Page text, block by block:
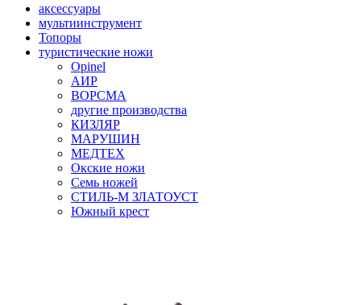
аксессуары
мультиинструмент
Топоры
туристические ножи
Opinel
АИР
ВОРСМА
другие производства
КИЗЛЯР
МАРУШИН
МЕДТЕХ
Окские ножи
Семь ножей
СТИЛЬ-М ЗЛАТОУСТ
Южный крест